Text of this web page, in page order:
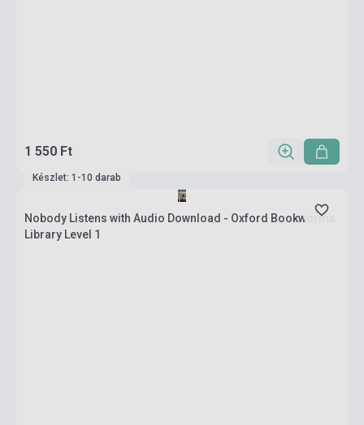
1 550 Ft
Készlet: 1-10 darab
Nobody Listens with Audio Download - Oxford Bookworms
Library Level 1